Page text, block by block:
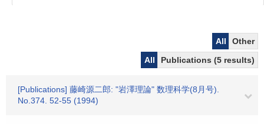
All
Other
All
Publications (5 results)
[Publications] 藤崎源二郎: "岩澤理論" 数理科学(8月号).
No.374. 52-55 (1994)